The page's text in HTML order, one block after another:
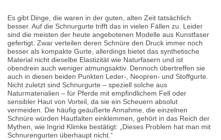
Es gibt Dinge, die waren in der guten, alten Zeit tatsächlich
besser. Auf die Schnurgurte trifft das in vielen Fällen zu. Leider
sind die meisten der heute angebotenen Modelle aus Kunstfaser
gefertigt. Zwar verteilen deren Schnüre den Druck immer noch
besser als kompakte Gurte, allerdings bietet das synthetische
Material nicht dieselbe Elastizität wie Naturfasern und ist
obendrein auch weniger atmungsaktiv. Dennoch übertreffen sie
auch in diesen beiden Punkten Leder-, Neopren- und Stoffgurte.
Nicht zuletzt sind Schnurgurte – speziell solche aus
Naturmaterialien – für Pferde mit empfindlichem Fell oder
sensibler Haut von Vorteil, da sie ein Scheuern absolut
vermeiden. Die häufig geäußerte Annahme, die einzelnen
Schnüre würden Hautfalten einklemmen, gehört in das Reich der
Mythen, wie Ingrid Klimke bestätigt: „Dieses Problem hat man mit
Schnurengurten überhaupt nicht.“